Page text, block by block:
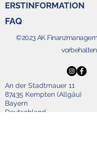
ERSTINFORMATION
FAQ
©2023 AK
vorbehalten
An der Stadtmauer 11
87435 Kempten (Allgäu)
Bayern
Deutschland